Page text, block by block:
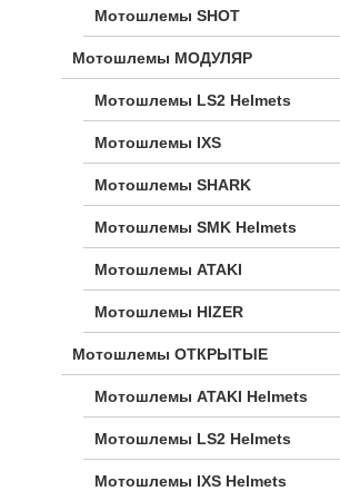
Мотошлемы SHOT
Мотошлемы МОДУЛЯР
Мотошлемы LS2 Helmets
Мотошлемы IXS
Мотошлемы SHARK
Мотошлемы SMK Helmets
Мотошлемы ATAKI
Мотошлемы HIZER
Мотошлемы ОТКРЫТЫЕ
Мотошлемы ATAKI Helmets
Мотошлемы LS2 Helmets
Мотошлемы IXS Helmets